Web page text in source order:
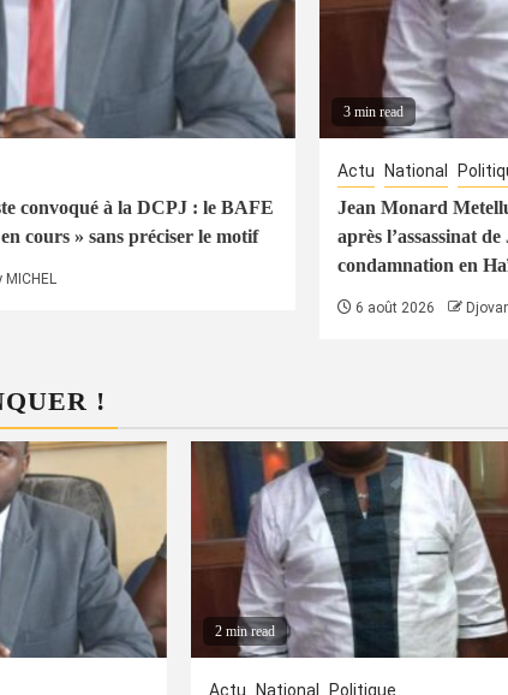
convoqué à la DCPJ : le BAFE
cours » sans préciser le motif
MICHEL
3 min read
Actu National
Jean Monard
après l’assassinat
condamnation en
6 août 2026
!
2 min read
Actu National Politique